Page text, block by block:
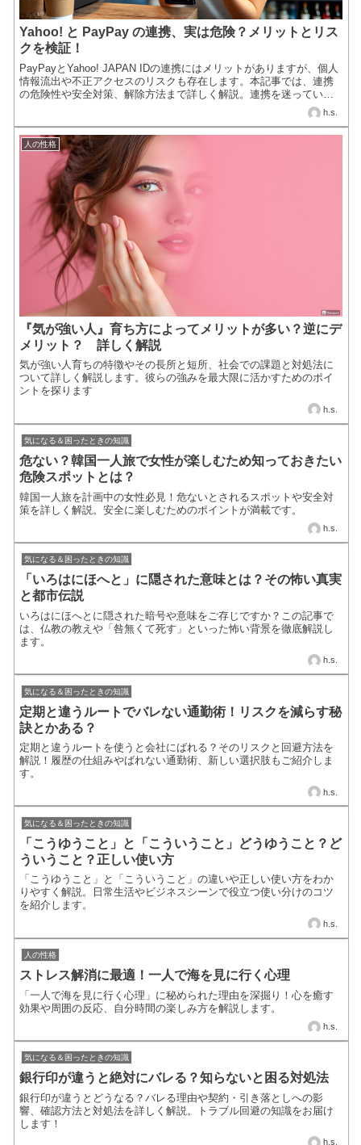
Yahoo! と PayPay の連携、実は危険？メリットとリス
クを検証！
PayPayとYahoo! JAPAN IDの連携にはメリットがありますが、個人
情報流出や不正アクセスのリスクも存在します。本記事では、連携
の危険性や安全対策、解除方法まで詳しく解説。連携を迷っている
h.s.
人の性格
『気が強い人』育ち方によってメリットが多い？逆にデ
メリット？ 詳しく解説
気が強い人育ちの特徴やその長所と短所、社会での課題と対処法に
ついて詳しく解説します。彼らの強みを最大限に活かすためのポイ
ントを探ります
h.s.
気になる＆困ったときの知識
危ない？韓国一人旅で女性が楽しむため知っておきたい
危険スポットとは？
韓国一人旅を計画中の女性必見！危ないとされるスポットや安全対
策を詳しく解説。安全に楽しむためのポイントが満載です。
h.s.
気になる＆困ったときの知識
「いろはにほへと」に隠された意味とは？その怖い真実
と都市伝説
いろはにほへとに隠された暗号や意味をご存じですか？この記事で
は、仏教の教えや「咎無くて死す」といった怖い背景を徹底解説し
ます。
h.s.
気になる＆困ったときの知識
定期と違うルートでバレない通勤術！リスクを減らす秘
訣とかある？
定期と違うルートを使うと会社にばれる？そのリスクと回避方法を
解説！履歴の仕組みやばれない通勤術、新しい選択肢もご紹介しま
す。
h.s.
気になる＆困ったときの知識
「こうゆうこと」と「こういうこと」どうゆうこと？ど
ういうこと？正しい使い方
「こうゆうこと」と「こういうこと」の違いや正しい使い方をわか
りやすく解説。日常生活やビジネスシーンで役立つ使い分けのコツ
を紹介します。
h.s.
人の性格
ストレス解消に最適！一人で海を見に行く心理
「一人で海を見に行く心理」に秘められた理由を深掘り！心を癒す
効果や周囲の反応、自分時間の楽しみ方を解説します。
h.s.
気になる＆困ったときの知識
銀行印が違うと絶対にバレる？知らないと困る対処法
銀行印が違うとどうなる？バレる理由や契約・引き落としへの影
響、確認方法と対処法を詳しく解説。トラブル回避の知識をお届け
します！
h.s.